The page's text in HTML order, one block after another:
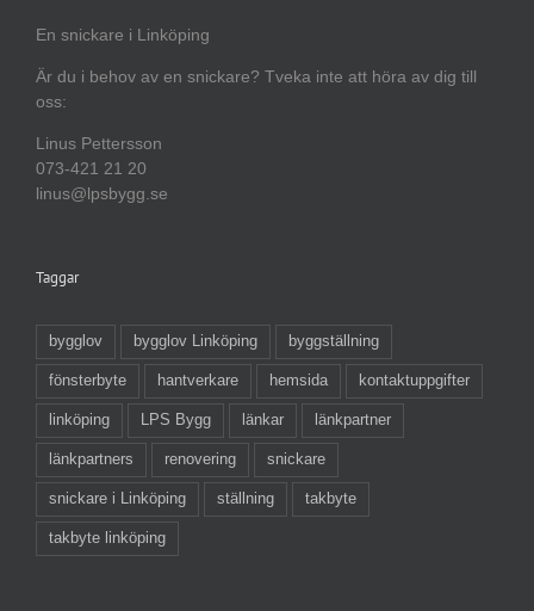
En snickare i Linköping
Är du i behov av en snickare? Tveka inte att höra av dig till
oss:
Linus Pettersson
073-421 21 20
linus@lpsbygg.se
Taggar
bygglov bygglov Linköping byggställning
fönsterbyte hantverkare hemsida kontaktuppgifter
linköping LPS Bygg länkar länkpartner
länkpartners renovering snickare
snickare i Linköping ställning takbyte
takbyte linköping